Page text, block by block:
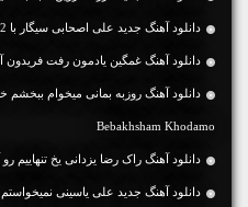
دانلود آهنگ جديد علی اصحابی سیگار با 2 کیفیت و متن آهنگ
دانلود آهنگ غمگین یادمون رفت فریدون
Bebakhsham Khodamo
دانلود آهنگ راک رضا یزدانی یخ تنهاییم
دانلود آهنگ جديد علی یاسینی